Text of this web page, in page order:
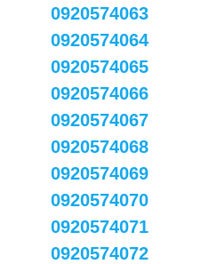
0920574063
0920574064
0920574065
0920574066
0920574067
0920574068
0920574069
0920574070
0920574071
0920574072